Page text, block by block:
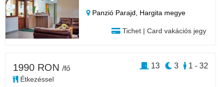
Panzió Parajd, Hargita megye
Tichet | Card vakációs jegy
1990 RON /fő
Étkezéssel
1 - 32
3
13